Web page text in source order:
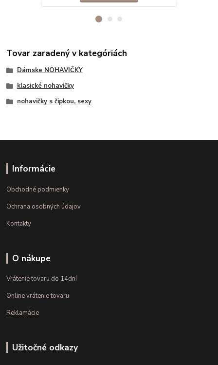
Tovar zaradený v kategóriách
Dámske NOHAVIČKY
klasické nohavičky
nohavičky s čipkou, sexy
Informácie
Obchodné podmienky
Ochrana osobných údajov
Kontakty
O nákupe
Vrátenie tovaru do 14dní
Online vrátenie tovaru
Reklamácie
Užitočné odkazy